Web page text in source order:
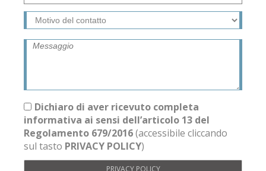
Dichiaro di aver ricevuto completa
informativa ai sensi dell’articolo 13 del
Regolamento 679/2016(accessibile cliccando
sul tasto PRIVACY POLICY)
PRIVACY POLICY